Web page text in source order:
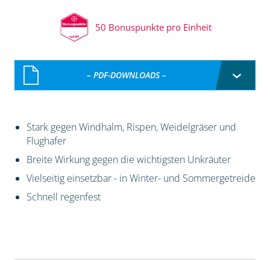
50 Bonuspunkte pro Einheit
– PDF-DOWNLOADS –
Stark gegen Windhalm, Rispen, Weidelgräser und
Flughafer
Breite Wirkung gegen die wichtigsten Unkräuter
Vielseitig einsetzbar - in Winter- und Sommergetreide
Schnell regenfest